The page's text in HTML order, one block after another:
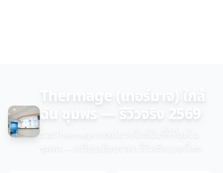
Thermage (เทอร์มาจ) ใกล้
ฉัน ชุมพร — รีวิวจริง 2569
รวมThermage (เทอร์มาจ)ใกล้ฉันที่ดีที่สุดใน
ชุมพร — เปรียบเทียบราคา รีวิวจริง เบอร์โทร